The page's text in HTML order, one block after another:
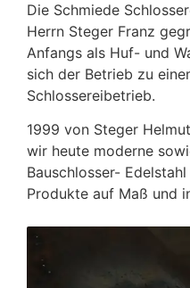
Die Schmiede
Herrn Steger Franz
Anfangs als Huf- und
sich der Betrieb zu
Schlossereibetrieb.
1999 von Steger
wir heute moderne
Bauschlosser-
Produkte auf Maß und